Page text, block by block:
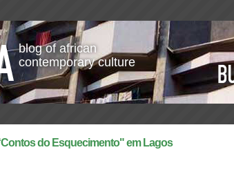
blog of african
contemporary culture
do Esquecimento" em Lagos